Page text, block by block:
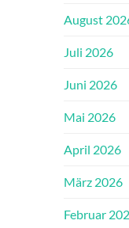
August
Juli 2026
Juni 2026
Mai 2026
April 2026
März 2026
Februar